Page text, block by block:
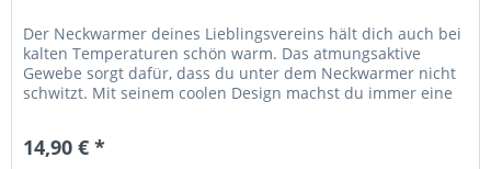
Der Neckwarmer deines Lieblingsvereins hält dich auch bei
kalten Temperaturen schön warm. Das atmungsaktive
Gewebe sorgt dafür, dass du unter dem Neckwarmer nicht
schwitzt. Mit seinem coolen Design machst du immer eine
14,90 € *